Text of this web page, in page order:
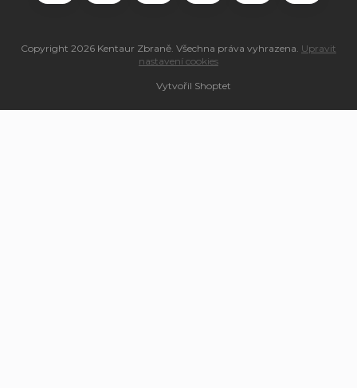
Vytvořil Shoptet
Copyright 2026 Kentaur Zbraně . Všechna práva vyhrazena. Upravit
nastavení cookies